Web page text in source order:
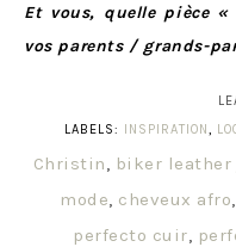
Et vous, quelle pièce «
vos parents / grands-
LABELS: INSPIRATION,
Christin, biker
mode, cheveux afro,
perfecto cuir,